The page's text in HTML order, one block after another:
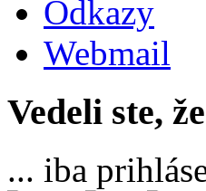
Odkazy
Webmail
Vedeli ste,
... iba